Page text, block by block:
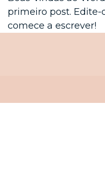
primeiro post. Edite-
comece a escrever!